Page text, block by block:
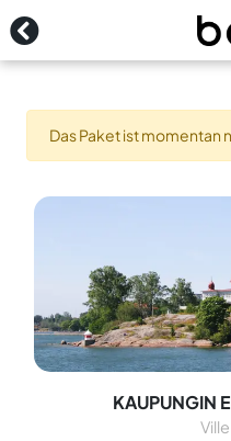
Kontakt
Anmeldung
Das Paket ist momentan
KAUPUNGIN